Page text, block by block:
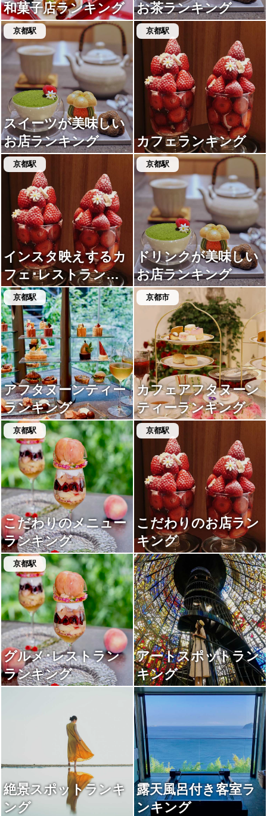
和菓子店ランキング お茶ランキング
京都駅
スイーツが美味しい
お店ランキング
京都駅
カフェランキング
京都駅
インスタ映えするカ
フェ･レストランラ
ンキング
京都駅
ドリンクが美味しい
お店ランキング
京都駅
アフタヌーンティー
ランキング
京都市
カフェアフタヌーン
ティーランキング
京都駅
こだわりのメニュー
ランキング
京都駅
こだわりのお店ラン
キング
京都駅
グルメ･レストラン
ランキング
アートスポットラン
キング
絶景スポットランキ
ング
露天風呂付き客室ラ
ンキング